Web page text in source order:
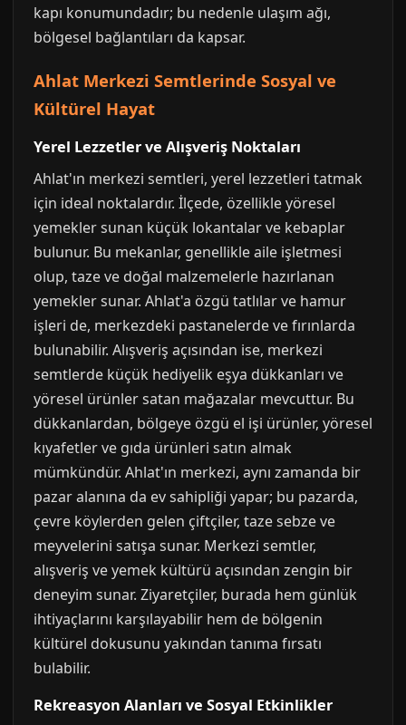
kapı konumundadır; bu nedenle ulaşım ağı,
bölgesel bağlantıları da kapsar.
Ahlat Merkezi Semtlerinde Sosyal ve
Kültürel Hayat
Yerel Lezzetler ve Alışveriş Noktaları
Ahlat'ın merkezi semtleri, yerel lezzetleri tatmak
için ideal noktalardır. İlçede, özellikle yöresel
yemekler sunan küçük lokantalar ve kebaplar
bulunur. Bu mekanlar, genellikle aile işletmesi
olup, taze ve doğal malzemelerle hazırlanan
yemekler sunar. Ahlat'a özgü tatlılar ve hamur
işleri de, merkezdeki pastanelerde ve fırınlarda
bulunabilir. Alışveriş açısından ise, merkezi
semtlerde küçük hediyelik eşya dükkanları ve
yöresel ürünler satan mağazalar mevcuttur. Bu
dükkanlardan, bölgeye özgü el işi ürünler, yöresel
kıyafetler ve gıda ürünleri satın almak
mümkündür. Ahlat'ın merkezi, aynı zamanda bir
pazar alanına da ev sahipliği yapar; bu pazarda,
çevre köylerden gelen çiftçiler, taze sebze ve
meyvelerini satışa sunar. Merkezi semtler,
alışveriş ve yemek kültürü açısından zengin bir
deneyim sunar. Ziyaretçiler, burada hem günlük
ihtiyaçlarını karşılayabilir hem de bölgenin
kültürel dokusunu yakından tanıma fırsatı
bulabilir.
Rekreasyon Alanları ve Sosyal Etkinlikler